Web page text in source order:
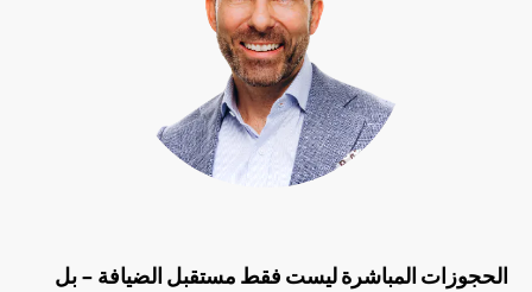
الحجوزات المباشرة ليست فقط مستقبل الضيافة - بل